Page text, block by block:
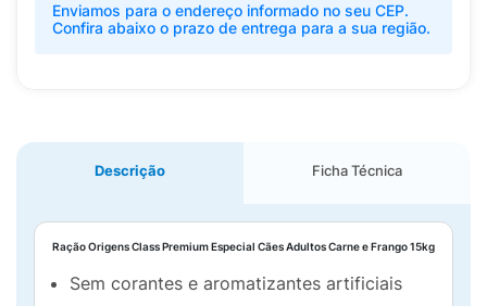
Enviamos para o endereço informado no seu CEP.
Confira abaixo o prazo de entrega para a sua região.
Descrição Ficha Técnica
Ração Origens Class Premium Especial Cães Adultos Carne e Frango 15kg
Sem corantes e aromatizantes artificiais